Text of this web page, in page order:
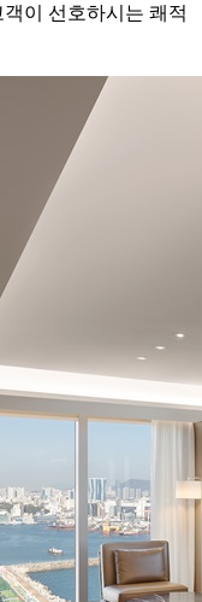
이 선호하시는 쾌적